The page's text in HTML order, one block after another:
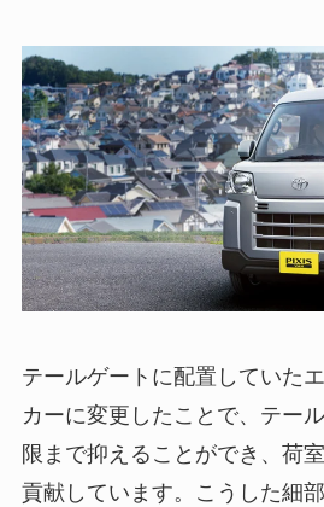
テールゲートに配置していた
カーに変更したことで、テー
限まで抑えることができ、荷
貢献しています。こうした細